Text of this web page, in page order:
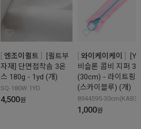
엔조이퀼트
[퀼트부
자재] 단면접착솜 3온
스 180g - 1yd (개)
SQ-180W 1YD
4,500원
와이케이케이
비슬론 콤비 지퍼 3
(30cm) - 라이트핑
(스카이블루) (개)
8944595-
1,000원